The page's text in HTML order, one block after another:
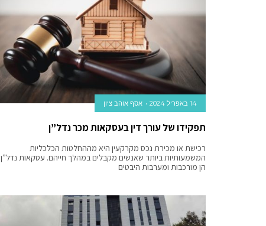
14 באפריל 2024 אסף אוהב ציון
תפקידו של עורך דין בעסקאות מכר נדל”ן
רכישת או מכירת נכס מקרקעין היא מההחלטות הכלכליות
המשמעותיות ביותר שאנשים מקבלים במהלך חייהם. עסקאות נדל”ן
הן מורכבות ומערבות היבטים